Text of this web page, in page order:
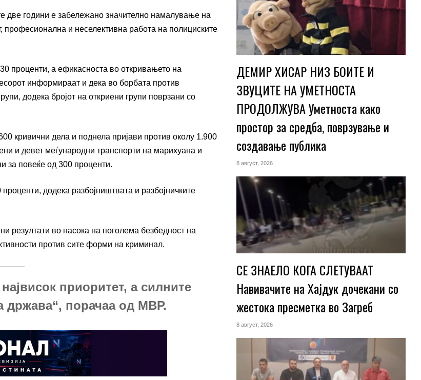
две години е забележано значително намалување на
професионална и неселективна работа на полициските
проценти, а ефикасноста во откривањето на
информираат и дека во борбата против
додека бројот на откриени групи поврзани со
кривични дела и поднела пријави против околу 1.900
и девет меѓународни транспорти на марихуана и
за повеќе од 300 проценти.
додека разбојништвата и разбојничките
резултати во насока на поголема безбедност на
против сите форми на криминал.
приоритет, а силните
држава“, порачаа од МВР.
ДЕМИР ХИСАР НИЗ БОИТЕ И
ЗВУЦИТЕ НА УМЕТНОСТА
ПРОДОЛЖУВА Уметноста како
простор за средба, поврзување и
создавање публика
8 август, 2026
СЕ ЗНАЕЛО КОГА СЛЕТУВААТ
Навивачите на Хајдук дочекани со
жестока пресметка во Загреб
8 август, 2026